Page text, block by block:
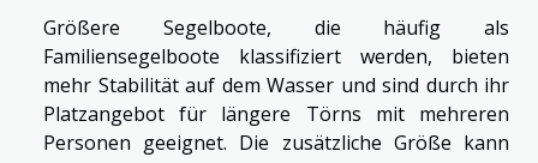
Größere Segelboote, die häufig als
Familiensegelboote klassifiziert werden, bieten
mehr Stabilität auf dem Wasser und sind durch ihr
Platzangebot für längere Törns mit mehreren
Personen geeignet. Die zusätzliche Größe kann